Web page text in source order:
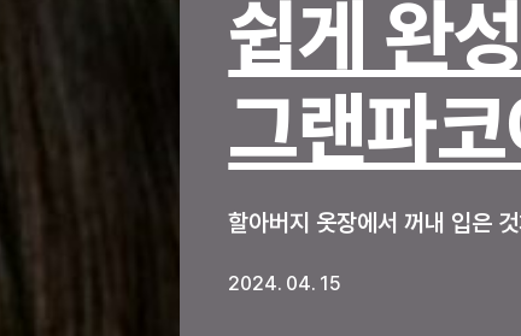
쉽게 완
그랜파
할아버지 옷장에서 꺼내 입은
2024. 04. 15